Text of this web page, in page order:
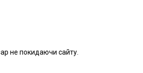
не покидаючи сайту.